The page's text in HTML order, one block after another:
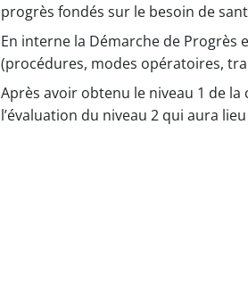
progrès fondés sur le besoin de
En interne la Démarche de
(procédures, modes opératoires,
Après avoir obtenu le niveau 1 de
l’évaluation du niveau 2 qui aura